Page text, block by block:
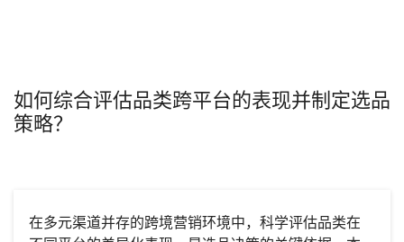
如何综合评估品类跨平台的表现并制定选品
策略？
在多元渠道并存的跨境营销环境中，科学评估品类在